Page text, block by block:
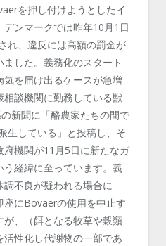
を押し付けようとしたイ
デンマークでは昨年10月 1 日
れ、違反には高額の罰金が
した。義務化のスタート
を届け出るケースが急増
相談機関に勤務している獣
新聞に「酪農家たちの間で
生している」と投稿し、そ
府機関が11 月5日に新たなガ
経緯に至っています。義
不良が疑われる場合に
座にBovaerの使用を中止す
が、（餌となる牧草や穀類
性化し代謝物の一部であ